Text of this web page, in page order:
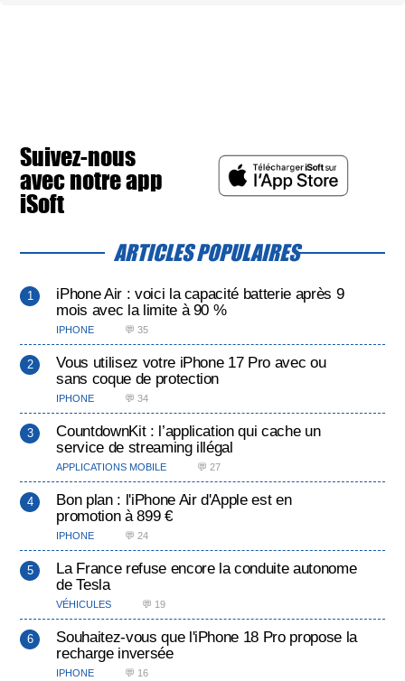
Suivez-nous
avec notre app
iSoft
ARTICLES POPULAIRES
iPhone Air : voici la capacité batterie après 9
mois avec la limite à 90 %
IPHONE 💬 35
Vous utilisez votre iPhone 17 Pro avec ou
sans coque de protection
IPHONE 💬 34
CountdownKit : l’application qui cache un
service de streaming illégal
APPLICATIONS MOBILE 💬 27
Bon plan : l'iPhone Air d'Apple est en
promotion à 899 €
IPHONE 💬 24
La France refuse encore la conduite autonome
de Tesla
VÉHICULES 💬 19
Souhaitez-vous que l'iPhone 18 Pro propose la
recharge inversée
IPHONE 💬 16